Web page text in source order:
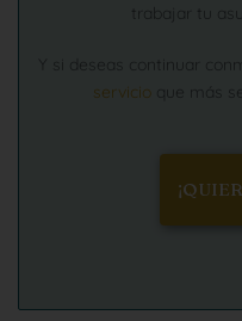
trabajar tu
Y si deseas continuar
servicio que más